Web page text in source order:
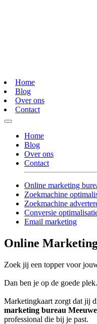
Home
Blog
Over ons
Contact
Home
Blog
Over ons
Contact
Online marketing
Zoekmachine
Zoekmachine
Conversie
Email marketing
Online
Zoek jij een topper voor
Dan ben je op de goede plek.
Marketingkaart zorgt dat jij
marketing bureau
professional die bij je past.